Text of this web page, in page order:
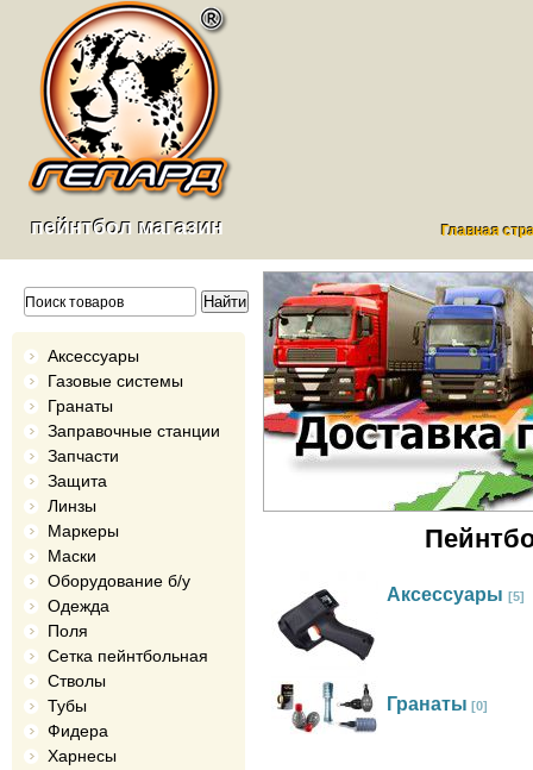
пейнтбол магазин Главная
Аксессуары
Газовые системы
Гранаты
Заправочные станции
Запчасти
Защита
Линзы
Маркеры
Маски
Оборудование б/у
Одежда
Поля
Сетка пейнтбольная
Стволы
Тубы
Фидера
Харнесы
Аксессуары [5]
Гранаты [0]